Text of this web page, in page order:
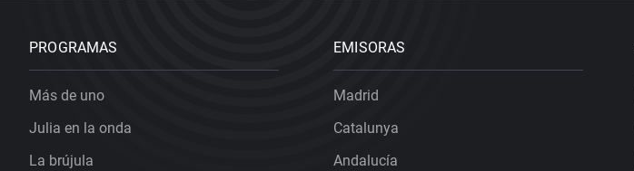
PROGRAMAS
Más de uno
Julia en la onda
La brújula
EMISORAS
Madrid
Catalunya
Andalucía